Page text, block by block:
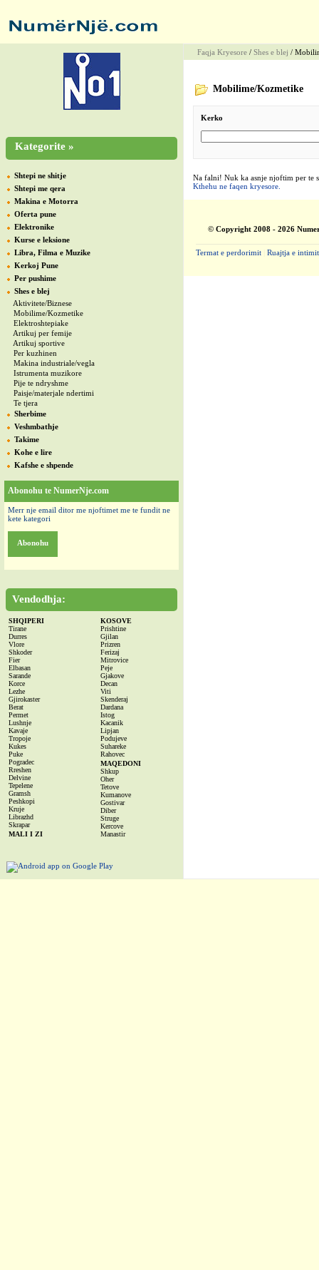
Kategorite »
Shtepi ne shitje
Shtepi me qera
Makina e Motorra
Oferta pune
Elektronike
Kurse e leksione
Libra, Filma e Muzike
Kerkoj Pune
Per pushime
Shes e blej
Aktivitete/Biznese
Mobilime/Kozmetike
Elektroshtepiake
Artikuj per femije
Artikuj sportive
Per kuzhinen
Makina industriale/vegla
Istrumenta muzikore
Pije te ndryshme
Paisje/materjale ndertimi
Te tjera
Sherbime
Veshmbathje
Takime
Kohe e lire
Kafshe e shpende
Abonohu te NumerNje.com
Merr nje email ditor me njoftimet me te fundit ne
kete kategori
Abonohu
Vendodhja:
SHQIPERI
Tirane
Durres
Vlore
Shkoder
Fier
Elbasan
Sarande
Korce
Lezhe
Gjirokaster
Berat
Permet
Lushnje
Kavaje
Tropoje
Kukes
Puke
Pogradec
Rreshen
Delvine
Tepelene
Gramsh
Peshkopi
Kruje
Librazhd
Skrapar
MALI I ZI
KOSOVE
Prishtine
Gjilan
Prizren
Ferizaj
Mitrovice
Peje
Gjakove
Decan
Viti
Skenderaj
Dardana
Istog
Kacanik
Lipjan
Podujeve
Suhareke
Rahovec
MAQEDONI
Shkup
Oher
Tetove
Kumanove
Gostivar
Diber
Struge
Kercove
Manastir
Faqja Kryesore / Shes e blej /
Mobilime/Kozmetike
Kerko
Na falni! Nuk ka asnje njoftim per te
Kthehu ne faqen kryesore.
© Copyright 2008 - 2026
Termat e perdorimit Ruajtja e